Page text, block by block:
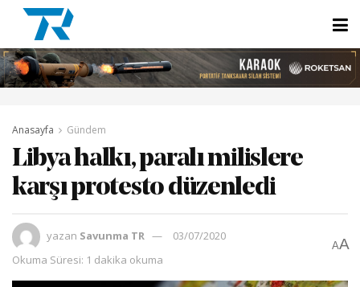
Anasayfa Gündem
Libya halkı, paralı milislere
karşı protesto düzenledi
yazan Savunma TR
03/07/2020
Okuma Süresi: 1 dakika okuma
AA